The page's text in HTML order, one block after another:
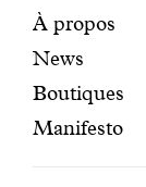
Pages
mises
en
avant
À propos
News
Boutiques
Manifesto